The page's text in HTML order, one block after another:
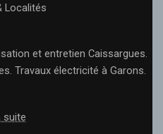
Localités
et entretien Caissargues.
Travaux électricité à Garons.
suite